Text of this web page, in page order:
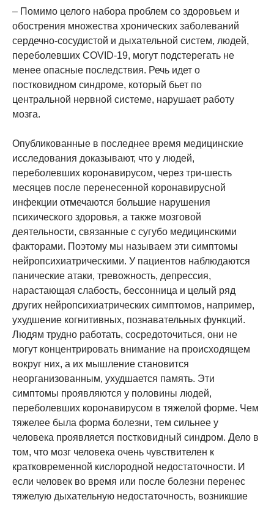
– Помимо целого набора проблем со здоровьем и
обострения множества хронических заболеваний
сердечно-сосудистой и дыхательной систем, людей,
переболевших COVID-19, могут подстерегать не
менее опасные последствия. Речь идет о
постковидном синдроме, который бьет по
центральной нервной системе, нарушает работу
мозга.
Опубликованные в последнее время медицинские
исследования доказывают, что у людей,
переболевших коронавирусом, через три-шесть
месяцев после перенесенной коронавирусной
инфекции отмечаются большие нарушения
психического здоровья, а также мозговой
деятельности, связанные с сугубо медицинскими
факторами. Поэтому мы называем эти симптомы
нейропсихиатрическими. У пациентов наблюдаются
панические атаки, тревожность, депрессия,
нарастающая слабость, бессонница и целый ряд
других нейропсихиатрических симптомов, например,
ухудшение когнитивных, познавательных функций.
Людям трудно работать, сосредоточиться, они не
могут концентрировать внимание на происходящем
вокруг них, а их мышление становится
неорганизованным, ухудшается память. Эти
симптомы проявляются у половины людей,
переболевших коронавирусом в тяжелой форме. Чем
тяжелее была форма болезни, тем сильнее у
человека проявляется постковидный синдром. Дело в
том, что мозг человека очень чувствителен к
кратковременной кислородной недостаточности. И
если человек во время или после болезни перенес
тяжелую дыхательную недостаточность, возникшие